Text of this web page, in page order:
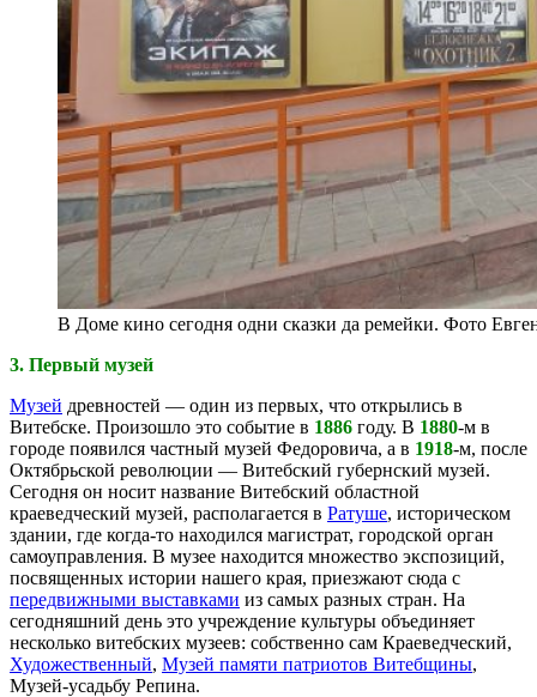
В Доме кино сегодня одни сказки да ремейки. Фото
3. Первый музей
Музей древностей — один из первых, что открылись в
Витебске. Произошло это событие в 1886 году. В 1880-м в
городе появился частный музей Федоровича, а в 1918-м, после
Октябрьской революции — Витебский губернский музей.
Сегодня он носит название Витебский областной
краеведческий музей, располагается в Ратуше, историческом
здании, где когда-то находился магистрат, городской орган
самоуправления. В музее находится множество экспозиций,
посвященных истории нашего края, приезжают сюда с
передвижными выставками из самых разных стран. На
сегодняшний день это учреждение культуры объединяет
несколько витебских музеев: собственно сам Краеведческий,
Художественный, Музей памяти патриотов Витебщины,
Музей-усадьбу Репина.